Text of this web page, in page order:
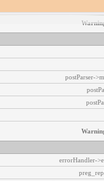
postParser-
errorHandler-